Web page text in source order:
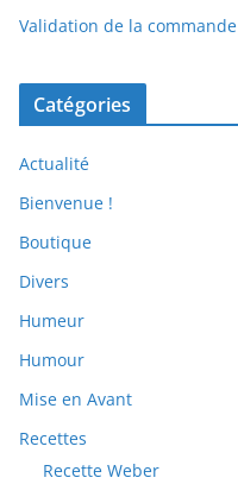
Validation de la commande
Catégories
Actualité
Bienvenue !
Boutique
Divers
Humeur
Humour
Mise en Avant
Recettes
Recette Weber